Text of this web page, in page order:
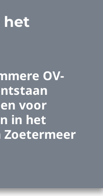
het
OV-
voor
in het
Zoetermeer